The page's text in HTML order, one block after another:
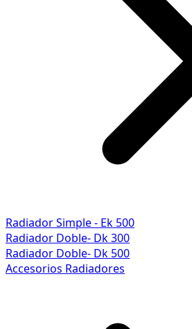
Radiador Simple - Ek 500
Radiador Doble- Dk 300
Radiador Doble- Dk 500
Accesorios Radiadores